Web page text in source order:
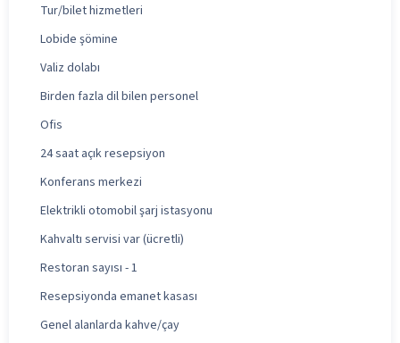
Tur/bilet hizmetleri
Lobide şömine
Valiz dolabı
Birden fazla dil bilen personel
Ofis
24 saat açık resepsiyon
Konferans merkezi
Elektrikli otomobil şarj istasyonu
Kahvaltı servisi var (ücretli)
Restoran sayısı - 1
Resepsiyonda emanet kasası
Genel alanlarda kahve/çay